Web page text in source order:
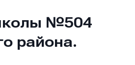
№504
района.